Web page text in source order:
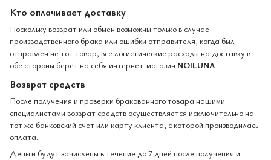
Кто оплачивает доставку
Поскольку возврат или обмен возможны только в случае
производственного брака или ошибки отправителя, когда был
отправлен не тот товар, все логистические расходы на доставку в
обе стороны берет на себя интернет-магазин NOILUNA.
Возврат средств
После получения и проверки бракованного товара нашими
специалистами возврат средств осуществляется исключительно на
тот же банковский счет или карту клиента, с которой производилась
оплата.
Деньги будут зачислены в течение до 7 дней после получения и